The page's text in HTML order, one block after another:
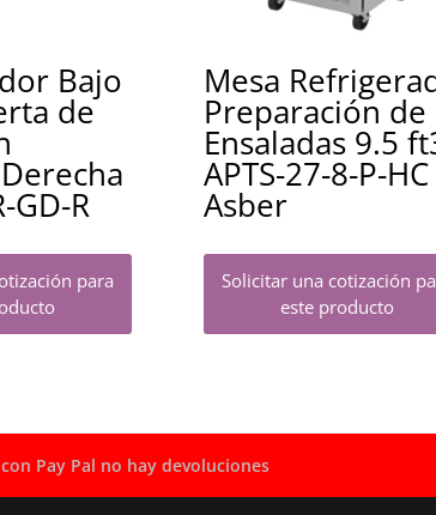
Bajo
de
GD-R
para
Mesa
Preparación de
Ensaladas 9.5
APTS-27-8-P-HC
Asber
Solicitar una cotización
este producto
Pay Pal no hay devoluciones